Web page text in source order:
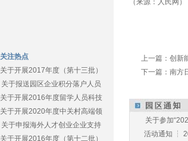
关注热点
关于开展2017年度（第十三批）
关于报送园区企业积分落户人员
关于开展2016年度留学人员科技
关于开展2020年度中关村高端领
关于申报海外人才创业企业支持
关于开展2016年度（第十二批）
（来源：人民网）
上一篇： 创新
下一篇： 南方
关于参加
活动通知 ┆